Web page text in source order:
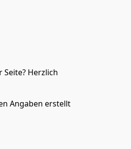
Seite? Herzlich
Angaben erstellt